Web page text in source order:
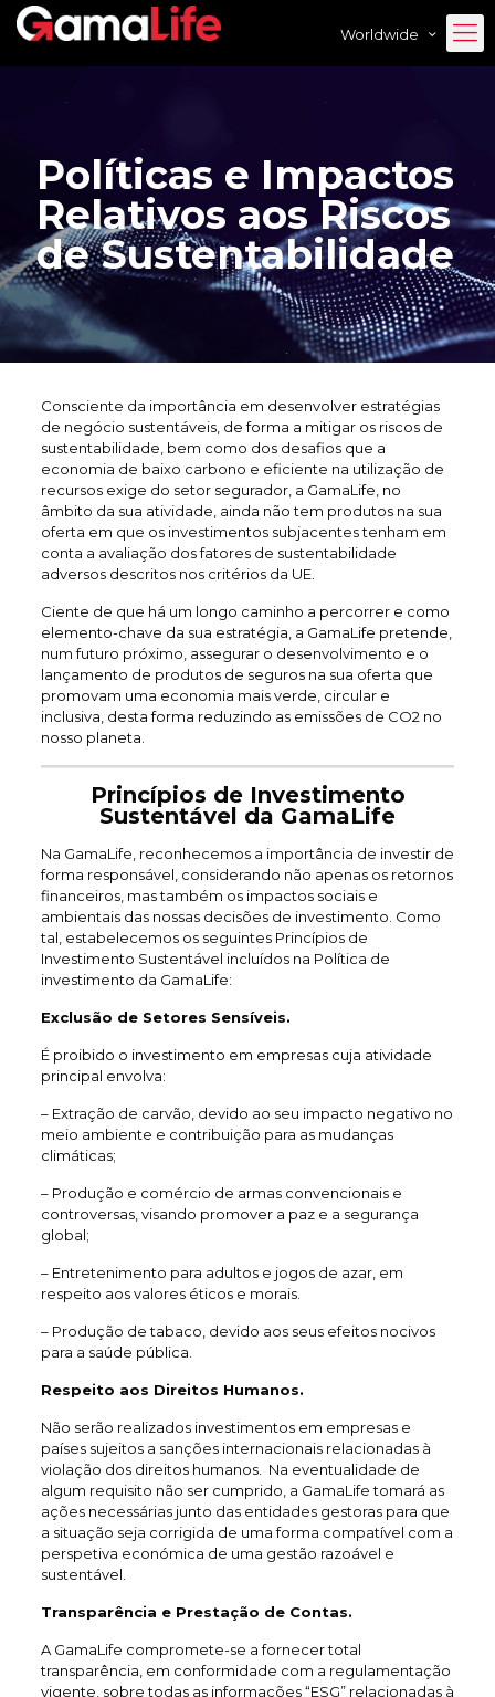
Worldwide
Políticas e Impactos
Relativos aos Riscos
de Sustentabilidade
Consciente da importância em desenvolver estratégias
de negócio sustentáveis, de forma a mitigar os riscos de
sustentabilidade, bem como dos desafios que a
economia de baixo carbono e eficiente na utilização de
recursos exige do setor segurador, a GamaLife, no
âmbito da sua atividade, ainda não tem produtos na sua
oferta em que os investimentos subjacentes tenham em
conta a avaliação dos fatores de sustentabilidade
adversos descritos nos critérios da UE.
Ciente de que há um longo caminho a percorrer e como
elemento-chave da sua estratégia, a GamaLife pretende,
num futuro próximo, assegurar o desenvolvimento e o
lançamento de produtos de seguros na sua oferta que
promovam uma economia mais verde, circular e
inclusiva, desta forma reduzindo as emissões de CO2 no
nosso planeta.
Princípios de Investimento
Sustentável da GamaLife
Na GamaLife, reconhecemos a importância de investir de
forma responsável, considerando não apenas os retornos
financeiros, mas também os impactos sociais e
ambientais das nossas decisões de investimento. Como
tal, estabelecemos os seguintes Princípios de
Investimento Sustentável incluídos na Política de
investimento da GamaLife:
Exclusão de Setores Sensíveis.
É proibido o investimento em empresas cuja atividade
principal envolva:
– Extração de carvão, devido ao seu impacto negativo no
meio ambiente e contribuição para as mudanças
climáticas;
– Produção e comércio de armas convencionais e
controversas, visando promover a paz e a segurança
global;
– Entretenimento para adultos e jogos de azar, em
respeito aos valores éticos e morais.
– Produção de tabaco, devido aos seus efeitos nocivos
para a saúde pública.
Respeito aos Direitos Humanos.
Não serão realizados investimentos em empresas e
países sujeitos a sanções internacionais relacionadas à
violação dos direitos humanos. Na eventualidade de
algum requisito não ser cumprido, a GamaLife tomará as
ações necessárias junto das entidades gestoras para que
a situação seja corrigida de uma forma compatível com a
perspetiva económica de uma gestão razoável e
sustentável.
Transparência e Prestação de Contas.
A GamaLife compromete-se a fornecer total
transparência, em conformidade com a regulamentação
vigente, sobre todas as informações “ESG” relacionadas à